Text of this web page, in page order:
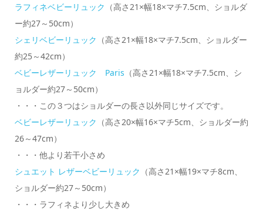
ラフィネベビーリュック （高さ21×幅18×マチ7.5cm、ショルダ
ー約27～50cm）
シェリベビーリュック （高さ21×幅18×マチ7.5cm、ショルダー
約25～42cm）
ベビーレザーリュック Paris （高さ21×幅18×マチ7.5cm、シ
ョルダー約27～50cm）
・・・この３つはショルダーの長さ以外同じサイズです。
ベビーレザーリュック （高さ20×幅16×マチ5cm、ショルダー約
26～47cm）
・・・他より若干小さめ
シュエット レザーベビーリュック （高さ21×幅19×マチ8cm、
ショルダー約27～50cm）
・・・ラフィネより少し大きめ